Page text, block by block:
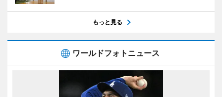
もっと見る
ワールドフォトニュース